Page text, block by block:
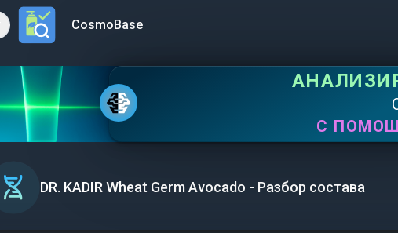
Open main menuCosmoBase
С
DR. KADIR Wheat Germ Avocado - Разбор состава